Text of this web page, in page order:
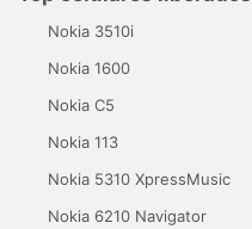
Nokia 3510i
Nokia 1600
Nokia C5
Nokia 113
Nokia 5310 XpressMusic
Nokia 6210 Navigator